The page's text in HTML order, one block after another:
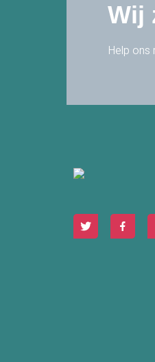
Wij
Help ons